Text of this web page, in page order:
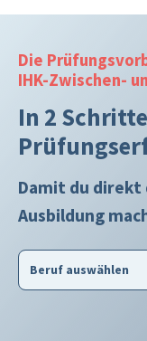
Die
IHK-Zwischen-
In 2
Damit du direkt
Ausbildung
Beruf auswählen